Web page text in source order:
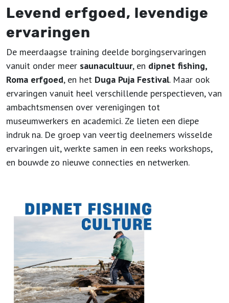
Levend erfgoed, levendige
ervaringen
De meerdaagse training deelde borgingservaringen
vanuit onder meer saunacultuur, en dipnet fishing,
Roma erfgoed, en het Duga Puja Festival. Maar ook
ervaringen vanuit heel verschillende perspectieven, van
ambachtsmensen over verenigingen tot
museumwerkers en academici. Ze lieten een diepe
indruk na. De groep van veertig deelnemers wisselde
ervaringen uit, werkte samen in een reeks workshops,
en bouwde zo nieuwe connecties en netwerken.